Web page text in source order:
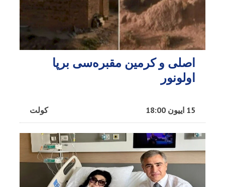
اصلی و کرمین مقبره‌سی برپا
اولونور
کولت 15 اییون 18:00